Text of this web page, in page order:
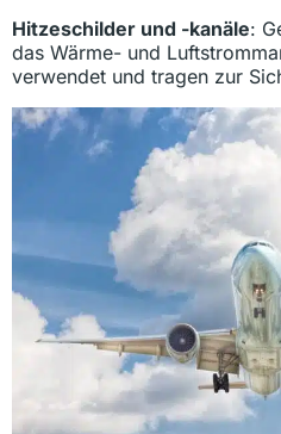
Hitzeschilder und -kanäle:
das Wärme- und
verwendet und tragen zur